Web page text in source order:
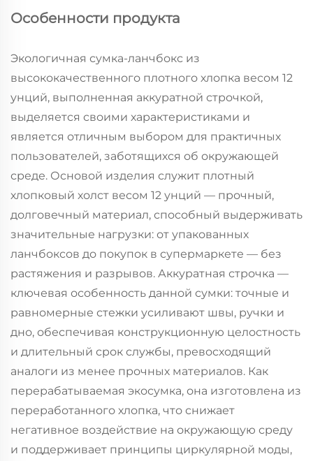
Особенности продукта
Экологичная сумка-ланчбокс из
высококачественного плотного хлопка весом 12
унций, выполненная аккуратной строчкой,
выделяется своими характеристиками и
является отличным выбором для практичных
пользователей, заботящихся об окружающей
среде. Основой изделия служит плотный
хлопковый холст весом 12 унций — прочный,
долговечный материал, способный выдерживать
значительные нагрузки: от упакованных
ланчбоксов до покупок в супермаркете — без
растяжения и разрывов. Аккуратная строчка —
ключевая особенность данной сумки: точные и
равномерные стежки усиливают швы, ручки и
дно, обеспечивая конструкционную целостность
и длительный срок службы, превосходящий
аналоги из менее прочных материалов. Как
перерабатываемая экосумка, она изготовлена из
переработанного хлопка, что снижает
негативное воздействие на окружающую среду
и поддерживает принципы циркулярной моды,